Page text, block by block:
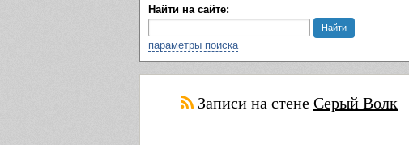
Найти на сайте:
параметры поиска
Записи на стене Серый Волк